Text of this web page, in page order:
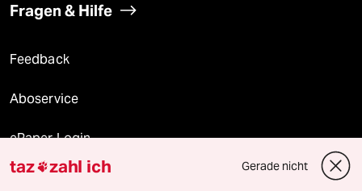
Fragen & Hilfe
Feedback
Aboservice
ePaper Login
Downloads für Abonnierende
taz zahl ich Gerade nicht